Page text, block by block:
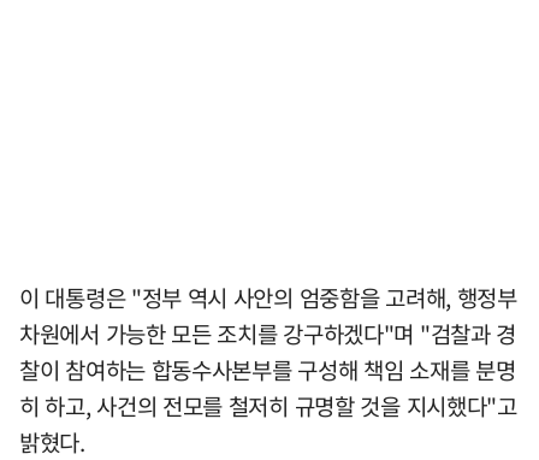
이 대통령은 "정부 역시 사안의 엄중함을 고려해, 행정부
차원에서 가능한 모든 조치를 강구하겠다"며 "검찰과 경
찰이 참여하는 합동수사본부를 구성해 책임 소재를 분명
히 하고, 사건의 전모를 철저히 규명할 것을 지시했다"고
밝혔다.